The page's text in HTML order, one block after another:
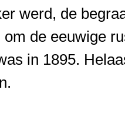
werd, de
de eeuwige
in 1895.